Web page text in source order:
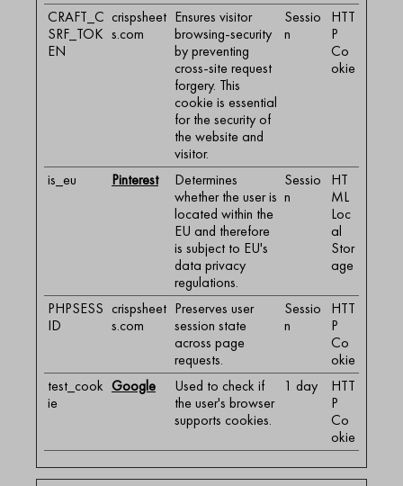
CRAFT_C
SRF_TOK
EN
crispsheet
s.com
Ensures visitor
browsing-security
by preventing
cross-site request
forgery. This
cookie is essential
for the security of
the website and
visitor.
Sessio
n
HTT
P
Co
okie
is_eu Pinterest
Determines
whether the user is
located within the
EU and therefore
is subject to EU's
data privacy
regulations.
Sessio
n
HT
ML
Loc
al
Stor
age
PHPSESS
ID
crispsheet
s.com
Preserves user
session state
across page
requests.
Sessio
n
HTT
P
Co
okie
test_cook
ie
Google
Used to check if
the user's browser
supports cookies.
1 day
HTT
P
Co
okie